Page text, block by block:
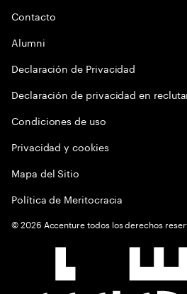
Contacto
Alumni
Declaración de Privacidad
Declaración de privacidad en
Condiciones de uso
Privacidad y cookies
Mapa del Sitio
Política de Meritocracia
©2026 Accenture todos los derechos